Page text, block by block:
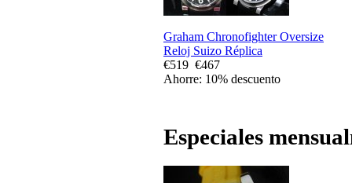
Graham Chronofighter Oversize
Reloj Suizo Réplica
€519 €467
Ahorre: 10% descuento
Especiales